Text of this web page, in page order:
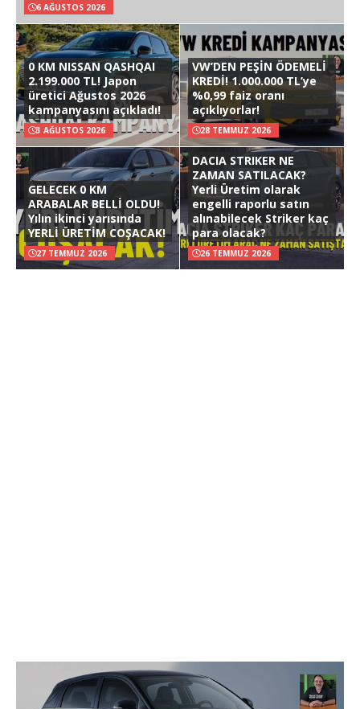
6 AĞUSTOS 2026
0 KM NISSAN QASHQAI
2.199.000 TL! Japon
üretici Ağustos 2026
kampanyasını açıkladı!
3 AĞUSTOS 2026
VW’DEN PEŞİN ÖDEMELİ
KREDİ! 1.000.000 TL’ye
%0,99 faiz oranı
açıklıyorlar!
28 TEMMUZ 2026
GELECEK 0 KM
ARABALAR BELLİ OLDU!
Yılın ikinci yarısında
YERLİ ÜRETİM COŞACAK!
27 TEMMUZ 2026
DACIA STRIKER NE
ZAMAN SATILACAK?
Yerli Üretim olarak
engelli raporlu satın
alınabilecek Striker kaç
para olacak?
26 TEMMUZ 2026